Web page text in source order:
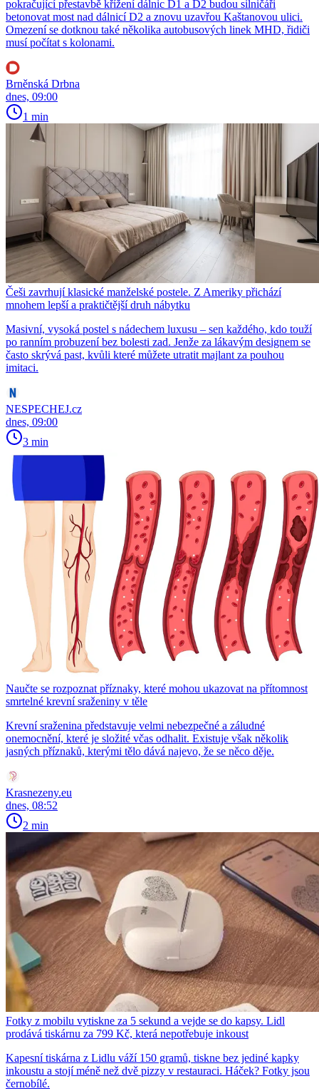
pokračující přestavbě křížení dálnic D1 a D2 budou silničáři
betonovat most nad dálnicí D2 a znovu uzavřou Kaštanovou ulici.
Omezení se dotknou také několika autobusových linek MHD, řidiči
musí počítat s kolonami.
Brněnská Drbna
dnes, 09:00
1 min
Češi zavrhují klasické manželské postele. Z Ameriky přichází
mnohem lepší a praktičtější druh nábytku
Masivní, vysoká postel s nádechem luxusu – sen každého, kdo touží
po ranním probuzení bez bolesti zad. Jenže za lákavým designem se
často skrývá past, kvůli které můžete utratit majlant za pouhou
imitaci.
NESPECHEJ.cz
dnes, 09:00
3 min
Naučte se rozpoznat příznaky, které mohou ukazovat na přítomnost
smrtelné krevní sraženiny v těle
Krevní sraženina představuje velmi nebezpečné a záludné
onemocnění, které je složité včas odhalit. Existuje však několik
jasných příznaků, kterými tělo dává najevo, že se něco děje.
Krasnezeny.eu
dnes, 08:52
2 min
Fotky z mobilu vytiskne za 5 sekund a vejde se do kapsy. Lidl
prodává tiskárnu za 799 Kč, která nepotřebuje inkoust
Kapesní tiskárna z Lidlu váží 150 gramů, tiskne bez jediné kapky
inkoustu a stojí méně než dvě pizzy v restauraci. Háček? Fotky jsou
černobílé.